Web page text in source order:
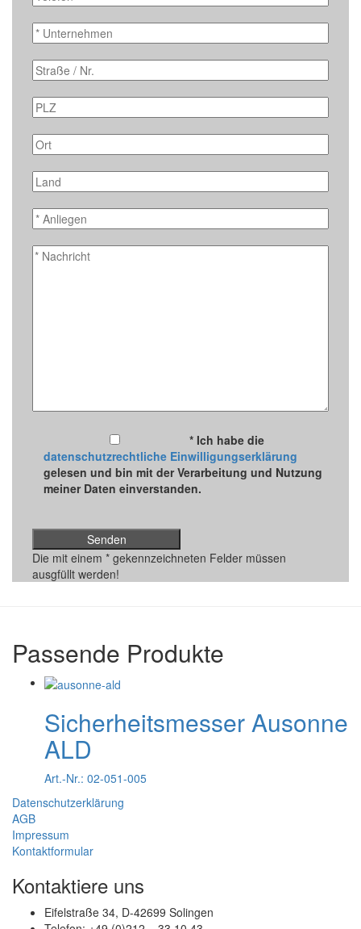
* Ich habe die
datenschutzrechtliche Einwilligungserklärung
gelesen und bin mit der Verarbeitung und Nutzung
meiner Daten einverstanden.
Die mit einem * gekennzeichneten Felder müssen
ausgfüllt werden!
Passende Produkte
Sicherheitsmesser Ausonne
ALD
Art.-Nr.: 02-051-005
Datenschutzerklärung
AGB
Impressum
Kontaktformular
Kontaktiere uns
Eifelstraße 34, D-42699 Solingen